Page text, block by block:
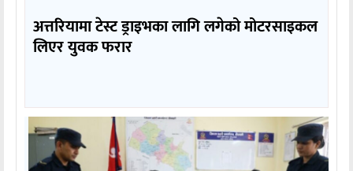
अत्तरियामा टेस्ट ड्राइभका लागि लगेको मोटरसाइकल
लिएर युवक फरार